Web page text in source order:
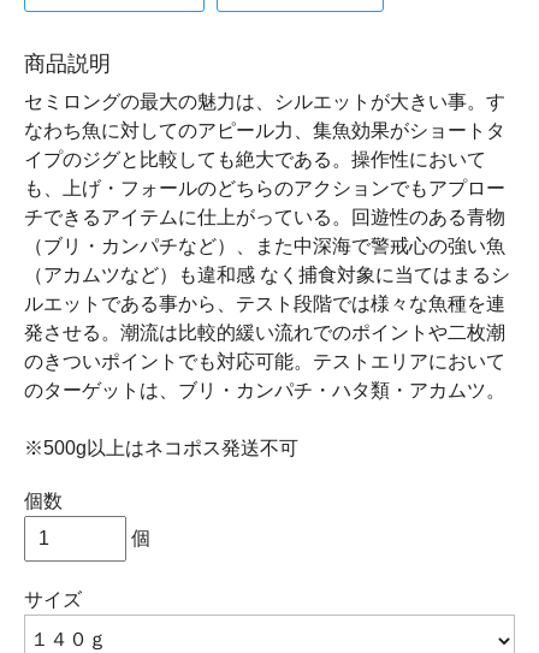
商品説明
セミロングの最大の魅力は、シルエットが大きい事。す
なわち魚に対してのアピール力、集魚効果がショートタ
イプのジグと比較しても絶大である。操作性において
も、上げ・フォールのどちらのアクションでもアプロー
チできるアイテムに仕上がっている。回遊性のある青物
（ブリ・カンパチなど）、また中深海で警戒心の強い魚
（アカムツなど）も違和感 なく捕食対象に当てはまるシ
ルエットである事から、テスト段階では様々な魚種を連
発させる。潮流は比較的緩い流れでのポイントや二枚潮
のきついポイントでも対応可能。テストエリアにおいて
のターゲットは、ブリ・カンパチ・ハタ類・アカムツ。
※500g以上はネコポス発送不可
個数
個
サイズ